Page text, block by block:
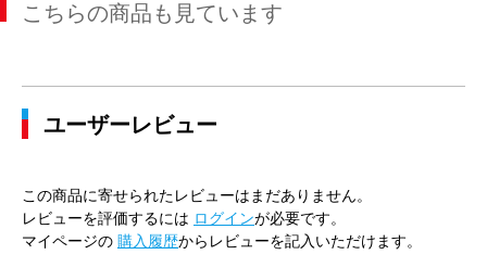
こちらの商品も見ています
ユーザーレビュー
この商品に寄せられたレビューはまだありません。
レビューを評価するには ログインが必要です。
マイページの 購入履歴からレビューを記入いただけます。